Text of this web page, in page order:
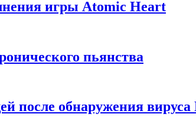
игры Atomic Heart
пьянства
после обнаружения